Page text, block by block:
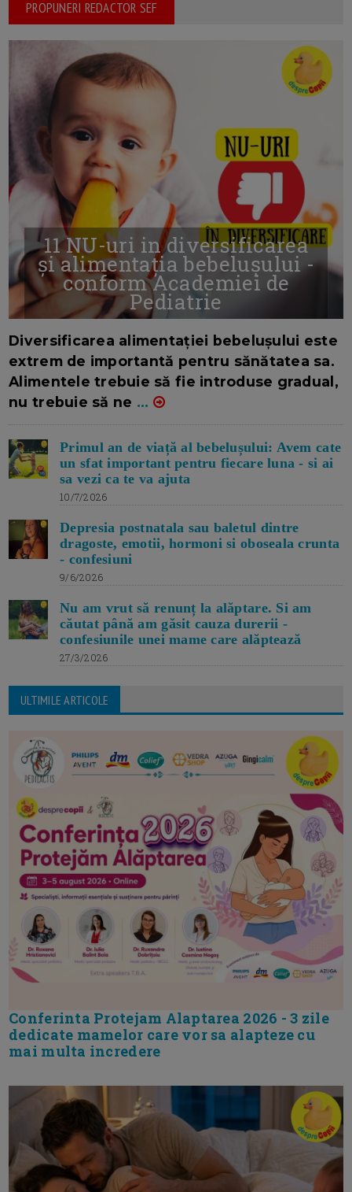
PROPUNERI REDACTOR SEF
11 NU-uri in diversificarea
și alimentația bebelușului -
conform Academiei de
Pediatrie
Diversificarea alimentației bebelușului este
extrem de importantă pentru sănătatea sa.
Alimentele trebuie să fie introduse gradual,
nu trebuie să ne ...
Primul an de viață al bebelușului: Avem cate
un sfat important pentru fiecare luna - si ai
sa vezi ca te va ajuta
10/7/2026
Depresia postnatala sau baletul dintre
dragoste, emotii, hormoni si oboseala crunta
- confesiuni
9/6/2026
Nu am vrut să renunț la alăptare. Si am
căutat până am găsit cauza durerii -
confesiunile unei mame care alăptează
27/3/2026
ULTIMILE ARTICOLE
Conferinta Protejam Alaptarea 2026 - 3 zile
dedicate mamelor care vor sa alapteze cu
mai multa incredere